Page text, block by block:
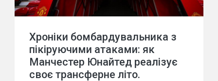
Хроніки бомбардувальника з
пікіруючими атаками: як
Манчестер Юнайтед реалізує
своє трансферне літо.